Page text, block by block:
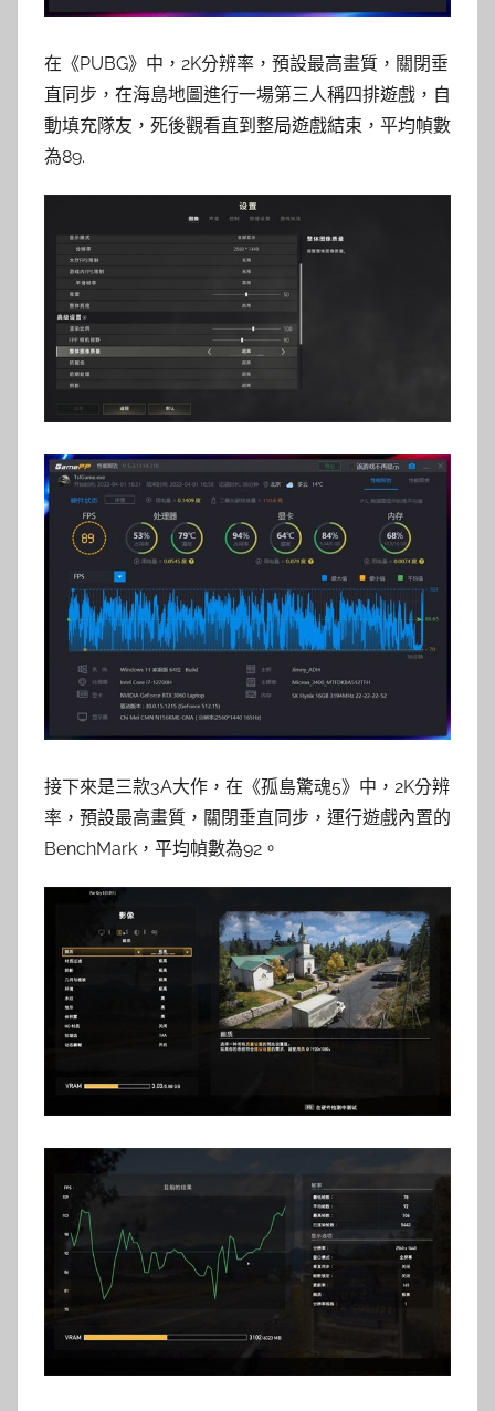
在《PUBG》中，2K分辨率，預設最高畫質，關閉垂
直同步，在海島地圖進行一場第三人稱四排遊戲，自
動填充隊友，死後觀看直到整局遊戲結束，平均幀數
為89.
接下來是三款3A大作，在《孤島驚魂5》中，2K分辨
率，預設最高畫質，關閉垂直同步，運行遊戲內置的
BenchMark，平均幀數為92。